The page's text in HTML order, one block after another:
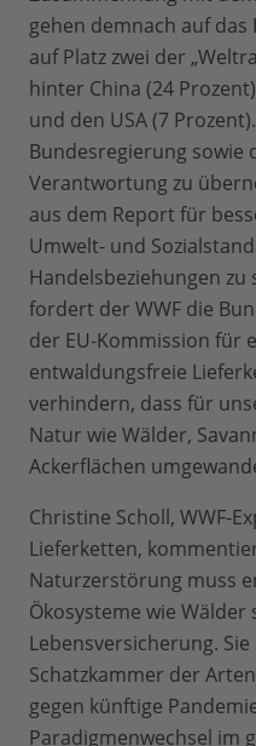
gehen demnach auf das
auf Platz zwei der
hinter China (24
und den USA (7
Bundesregierung sowie
Verantwortung zu
aus dem Report für
Umwelt- und
Handelsbeziehungen
fordert der WWF die
der EU-Kommission für
entwaldungsfreie
verhindern, dass für
Natur wie Wälder,
Ackerflächen
Christine Scholl, WWF-
Lieferketten,
Naturzerstörung muss
Ökosysteme wie Wälder
Lebensversicherung.
Schatzkammer der
gegen künftige
Paradigmenwechsel im